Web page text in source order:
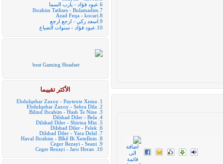
6. عبود فؤاد - يارب السما
7.
Ibrahim Tatlises - Bulamadim
8.
Azad Feqa - kocari
9. اسعد زكي - ارجع ارجع
10. عبود فؤاد - سنوات الضياع
best Gaming Headset
الأكثر تقييما
1.
Ebdulqehar Zaxoy - Paytexte Xema
2.
Ebdulqehar Zaxoy - Sebra Dila
3.
Bilind Ibrahim - Hash Te Nine
4.
Dilshad Diler - Bela
5.
Dilshad Diler - Shirina Min
6.
Dilshad Diler - Felek
7.
Dilshad Diler - Yara Delal
8.
Haval Ibrahim - Bîkê Bi Xemlînin
9.
Ceger Rezayi - Seani
10.
Ceger Rezayi - Jaro Heran